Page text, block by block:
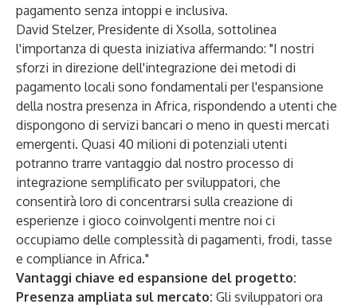
pagamento senza intoppi e inclusiva.
David Stelzer, Presidente di Xsolla, sottolinea
l'importanza di questa iniziativa affermando: "I nostri
sforzi in direzione dell'integrazione dei metodi di
pagamento locali sono fondamentali per l'espansione
della nostra presenza in Africa, rispondendo a utenti che
dispongono di servizi bancari o meno in questi mercati
emergenti. Quasi 40 milioni di potenziali utenti
potranno trarre vantaggio dal nostro processo di
integrazione semplificato per sviluppatori, che
consentirà loro di concentrarsi sulla creazione di
esperienze i gioco coinvolgenti mentre noi ci
occupiamo delle complessità di pagamenti, frodi, tasse
e compliance in Africa."
Vantaggi chiave ed espansione del progetto:
Presenza ampliata sul mercato: Gli sviluppatori ora